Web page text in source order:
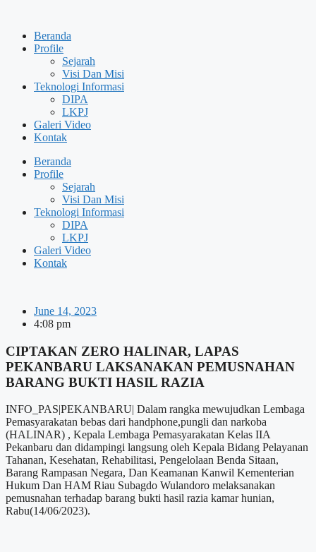
contentBeranda
Profile
Sejarah
Visi Dan Misi
Teknologi Informasi
DIPA
LKPJ
Galeri Video
Kontak
Beranda
Profile
Sejarah
Visi Dan Misi
Teknologi Informasi
DIPA
LKPJ
Galeri Video
Kontak
June 14, 2023
4:08 pm
CIPTAKAN ZERO HALINAR, LAPAS
PEKANBARU LAKSANAKAN PEMUSNAHAN
BARANG BUKTI HASIL RAZIA
INFO_PAS|PEKANBARU| Dalam rangka mewujudkan Lembaga
Pemasyarakatan bebas dari handphone,pungli dan narkoba
(HALINAR) , Kepala Lembaga Pemasyarakatan Kelas IIA
Pekanbaru dan didampingi langsung oleh Kepala Bidang Pelayanan
Tahanan, Kesehatan, Rehabilitasi, Pengelolaan Benda Sitaan,
Barang Rampasan Negara, Dan Keamanan Kanwil Kementerian
Hukum Dan HAM Riau Subagdo Wulandoro melaksanakan
pemusnahan terhadap barang bukti hasil razia kamar hunian,
Rabu(14/06/2023).